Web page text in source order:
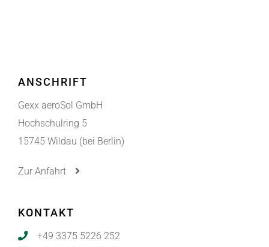
ANSCHRIFT
Gexx aeroSol GmbH
Hochschulring 5
15745 Wildau (bei Berlin)
Zur Anfahrt
KONTAKT
+49 3375 5226 252